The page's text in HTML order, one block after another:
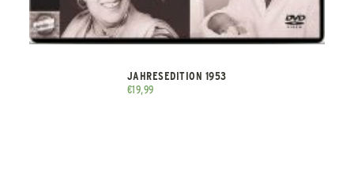
JAHRESEDITION 1953
€19,99